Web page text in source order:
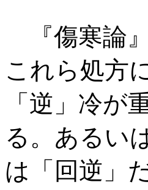
『傷寒論
これら処方
「逆」冷が
る。あるい
は「回逆」